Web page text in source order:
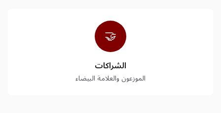
🤝
الشراكات
الموزعون والعلامة البيضاء